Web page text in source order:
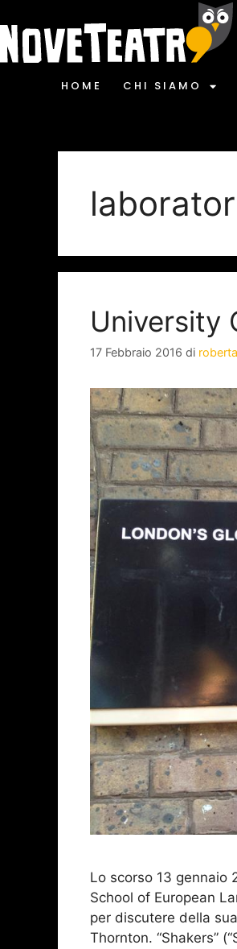
HOME CHI SIAMO
University
17 Febbraio 2016 di roberta
Lo scorso 13 gennaio
School of European
per discutere della
Thornton. “Shakers”